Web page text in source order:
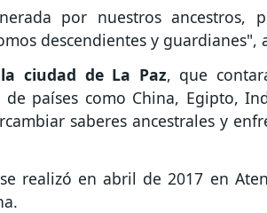
por nuestros ancestros,
descendientes y guardianes",
ciudad de La Paz, que
países como China, Egipto,
saberes ancestrales y
realizó en abril de 2017 en